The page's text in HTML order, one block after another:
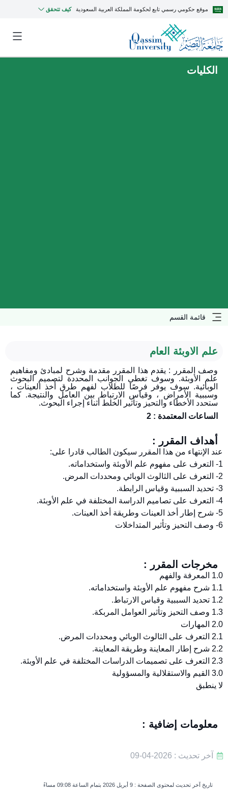
موقع حكومي رسمي تابع لحكومة المملكة العربية السعودية كيف تتحقق
الكليات
قائمة القسم
علم الاوبئة العام
وصف المقرر : يقدم هذا المقرر مقدمة وشرح لمبادئ ومفاهيم
علم الأوبئة. وسوف تغطي الجوانب المحددة لتصميم البحوث
الوبائية. سوف يوفر فرصًا للطلاب لفهم طرق أخذ العينات ،
وسببية الأمراض ، وقياس الارتباط بين العامل والنتيجة. كما
ستحدد الأخطاء والتحيز وتأثير الخلط أثناء إجراء البحوث.
الساعات المعتمدة : 2
أهداف المقرر :
عند الإنتهاء من هذا المقرر سيكون الطالب قادرا على:
1- التعرف على مفهوم علم الأوبئة واستخداماته.
2- التعرف على الثالوث الوبائي ومحددات المرض.
3- تحديد السببية وقياس الرابطة.
4- التعرف على تصاميم الدراسة المختلفة في علم الأوبئة.
5- شرح إطار أخذ العينات وطريقة أخذ العينات.
6- وصف التحيز وتأثير المتداخلات
مخرجات المقرر :
1.0 المعرفة والفهم
1.1 شرح مفهوم علم الأوبئة واستخداماته.
1.2 تحديد السببية وقياس الارتباط.
1.3 وصف التحيز وتأثير العوامل المربكة.
2.0 المهارات
2.1 التعرف على الثالوث الوبائي ومحددات المرض.
2.2 شرح إطار المعاينة وطريقة المعاينة.
2.3 التعرف على تصميمات الدراسات المختلفة في علم الأوبئة.
3.0 القيم والاستقلالية والمسؤولية
لا ينطبق
معلومات إضافية :
آخر تحديث : 2026-04-09
تاريخ آخر تحديث لمحتوى الصفحة : 9 أبريل 2026 بتمام الساعة 09:08 مساءً